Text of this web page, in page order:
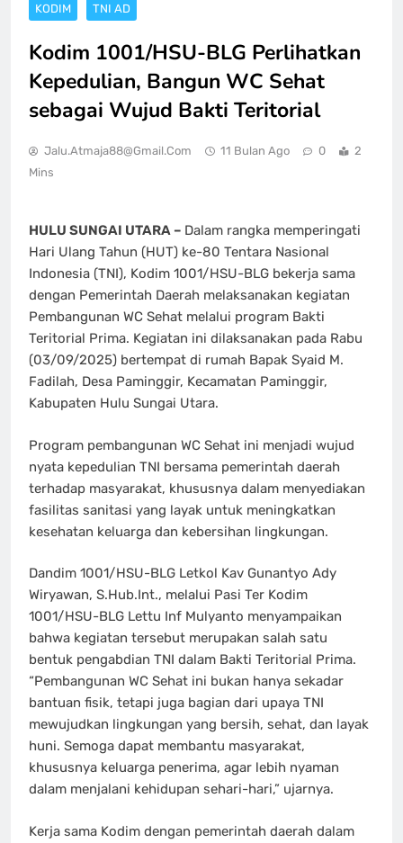
KODIM TNI AD
Kodim 1001/HSU-BLG Perlihatkan
Kepedulian, Bangun WC Sehat
sebagai Wujud Bakti Teritorial
Jalu.atmaja88@gmail.com 11 Bulan Ago 0
2
Mins
HULU SUNGAI UTARA – Dalam rangka memperingati
Hari Ulang Tahun (HUT) ke-80 Tentara Nasional
Indonesia (TNI), Kodim 1001/HSU-BLG bekerja sama
dengan Pemerintah Daerah melaksanakan kegiatan
Pembangunan WC Sehat melalui program Bakti
Teritorial Prima. Kegiatan ini dilaksanakan pada Rabu
(03/09/2025) bertempat di rumah Bapak Syaid M.
Fadilah, Desa Paminggir, Kecamatan Paminggir,
Kabupaten Hulu Sungai Utara.
Program pembangunan WC Sehat ini menjadi wujud
nyata kepedulian TNI bersama pemerintah daerah
terhadap masyarakat, khususnya dalam menyediakan
fasilitas sanitasi yang layak untuk meningkatkan
kesehatan keluarga dan kebersihan lingkungan.
Dandim 1001/HSU-BLG Letkol Kav Gunantyo Ady
Wiryawan, S.Hub.Int., melalui Pasi Ter Kodim
1001/HSU-BLG Lettu Inf Mulyanto menyampaikan
bahwa kegiatan tersebut merupakan salah satu
bentuk pengabdian TNI dalam Bakti Teritorial Prima.
“Pembangunan WC Sehat ini bukan hanya sekadar
bantuan fisik, tetapi juga bagian dari upaya TNI
mewujudkan lingkungan yang bersih, sehat, dan layak
huni. Semoga dapat membantu masyarakat,
khususnya keluarga penerima, agar lebih nyaman
dalam menjalani kehidupan sehari-hari,” ujarnya.
Kerja sama Kodim dengan pemerintah daerah dalam